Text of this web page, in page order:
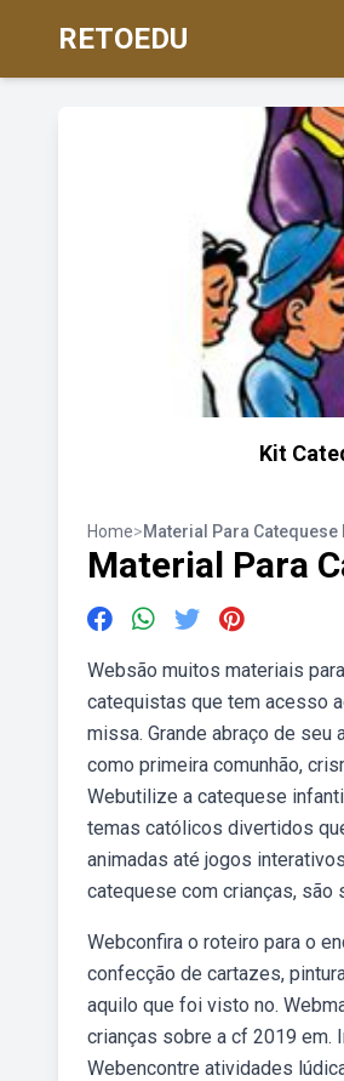
RETOEDU
Kit
Home>Material Para Catequese
Material Para
Websão muitos materiais
catequistas que tem acesso
missa. Grande abraço de seu
como primeira comunhão,
Webutilize a catequese
temas católicos divertidos
animadas até jogos
catequese com crianças, são
Webconfira o roteiro para o
confecção de cartazes,
aquilo que foi visto no.
crianças sobre a cf 2019 em.
Webencontre atividades